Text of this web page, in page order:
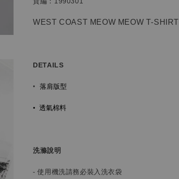
WEST COAST MEOW MEOW T-SHIRT
DETAILS
• 落肩版型
•透氣棉料
洗滌說明
- 使用機洗請務必裝入洗衣袋